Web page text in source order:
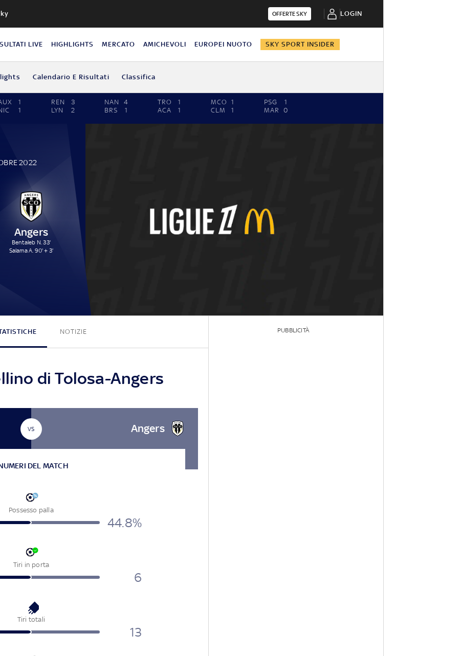
OFFERTE SKY LOGIN
LIVE HIGHLIGHTS MERCATO AMICHEVOLI EUROPEI NUOTO SKY SPORT INSIDER
Calendario E Risultati Classifica
1
1
REN
3
LYN
2
NAN
4
BRS
1
TRO
1
ACA
1
MCO
1
CLM
1
PSG
1
MAR
0
2022
Angers
Bentaleb N. 33'
Salama A. 90' + 3'
NOTIZIE
di Tolosa-Angers
VS Angers
DEL MATCH
Possesso palla
44.8%
Tiri in porta
6
Tiri totali
13
PUBBLICITÀ